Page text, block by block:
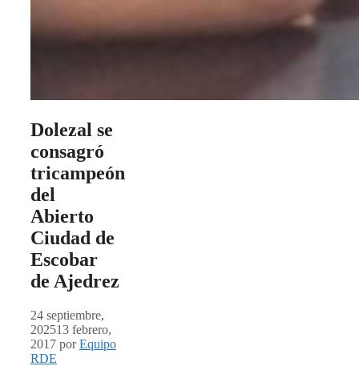
Dolezal se
consagró
tricampeón
del
Abierto
Ciudad de
Escobar
de Ajedrez
24 septiembre,
202513 febrero,
2017 porEquipo
RDE